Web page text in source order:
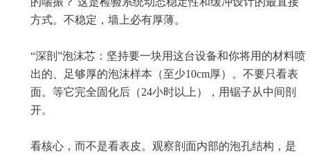
方式。不稳定，墙上必有厚薄。
“深剖”泡沫芯：坚持要一块用这台设备和你将用的材料喷
出的、足够厚的泡沫样本（至少10cm厚）。不要只看表
面。等它完全固化后（24小时以上），用锯子从中间剖
开。
看核心，而不是看表皮。观察剖面内部的泡孔结构，是